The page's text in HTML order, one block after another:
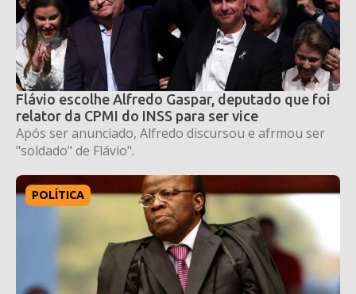
Flávio escolhe Alfredo Gaspar, deputado que foi
relator da CPMI do INSS para ser vice
Após ser anunciado, Alfredo discursou e afrmou ser
"soldado" de Flávio".
POLÍTICA